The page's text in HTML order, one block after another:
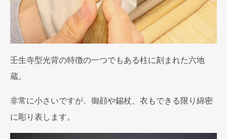
壬生寺型光背の特徴の一つでもある柱に刻まれた六地
蔵。
非常に小さいですが、御顔や錫杖、衣もできる限り綿密
に彫り表します。